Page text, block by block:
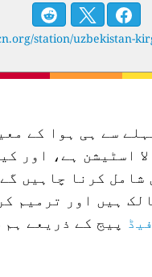
station/uzbekistan-
سے ہی ہوا کے
اسٹیشن ہے، اور
کرنا چاہیں
ہیں اور ترمیم
پیج کے ذریعے ہم